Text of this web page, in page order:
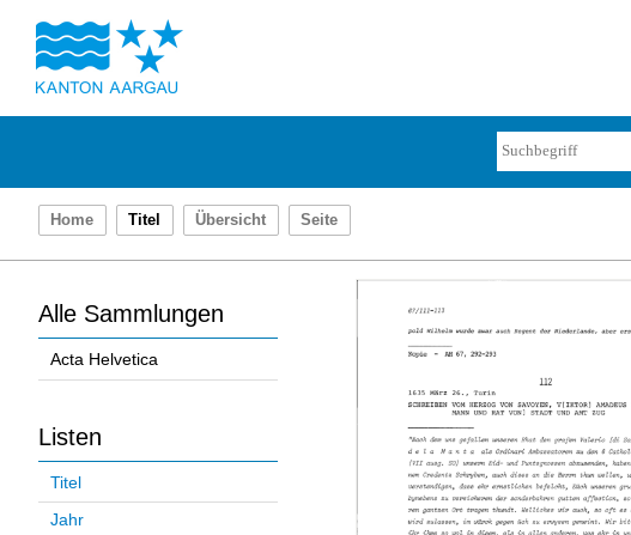
Home Titel Übersicht Seite
Alle Sammlungen
Acta Helvetica
Listen
Titel
Jahr